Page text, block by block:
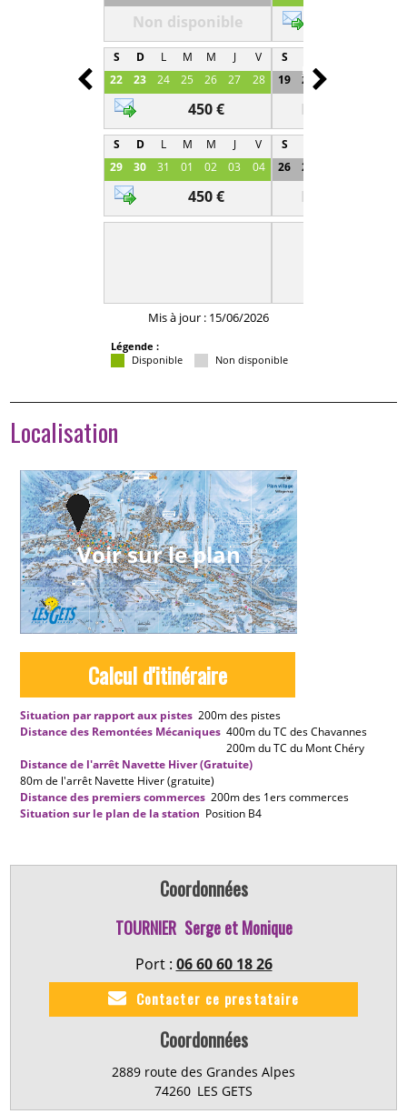
Non disponible
S D L M M J
V
22
23 24 25 26 27 28
450 €
S D L M M J
V
29
30 31 01 02 03 04
450 €
S
19
20 21
Non
S
26
27
Non
Prev Next
Mis à jour : 15/06/2026
Légende :
Disponible
Non disponible
Localisation
Voir sur le plan
Calcul d'itinéraire
Situation par rapport aux pistes 200mdes pistes
Distance des Remontées Mécaniques 400mdu TC des Chavannes
200mdu TC du Mont Chéry
Distance de l'arrêt Navette Hiver (Gratuite)
80mde l'arrêt Navette Hiver (gratuite)
Distance des premiers commerces 200mdes 1ers commerces
Situation sur le plan de la station Position B4
Coordonnées
TOURNIER Serge et Monique
Contacter ce prestataire
Port : 06 60 60 18 26
Coordonnées
2889 route des Grandes Alpes
74260 LES GETS